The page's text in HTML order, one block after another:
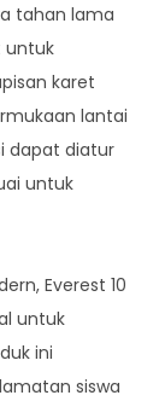
tahan lama
untuk
karet
lantai
dapat diatur
untuk
Everest 10
untuk
ini
siswa